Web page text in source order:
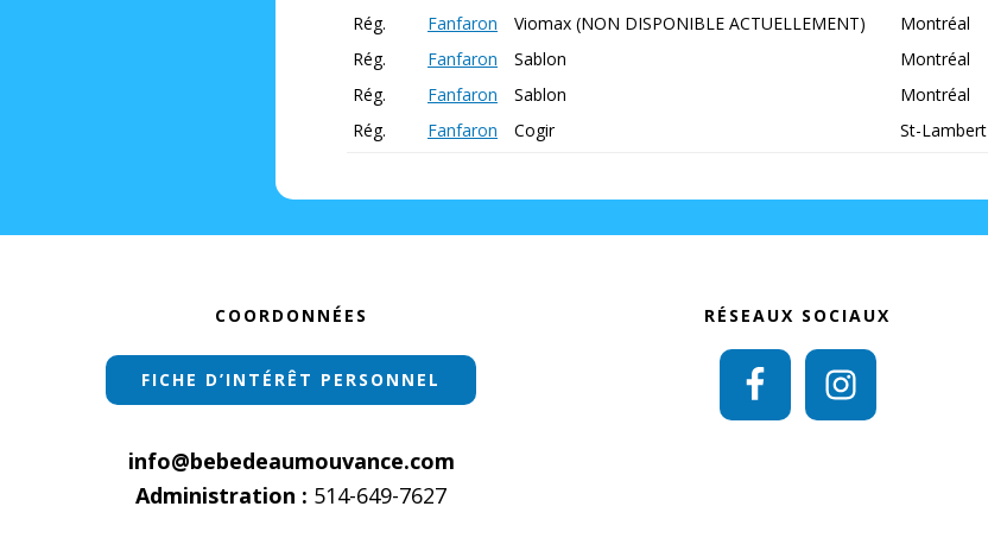
Rég.
Fanfaron Viomax (NON DISPONIBLE ACTUELLEMENT) Montréal
Rég.
Fanfaron Sablon Montréal
Rég.
Fanfaron Sablon Montréal
Rég.
Fanfaron Cogir St-Lambert
COORDONNÉES
FICHE D’INTÉRÊT PERSONNEL
info@bebedeaumouvance.com
Administration : 514-649-7627
RÉSEAUX SOCIAUX